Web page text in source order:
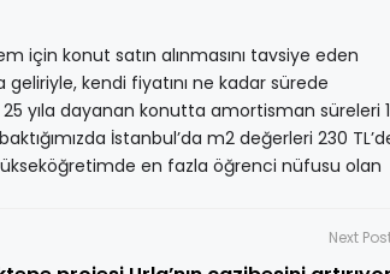
için konut satın alınmasını tavsiye eden
geliriyle, kendi fiyatını ne kadar sürede
yıla dayanan konutta amortisman süreleri
İstanbul’da m2 değerleri 230
en fazla öğrenci nüfusu olan
Next